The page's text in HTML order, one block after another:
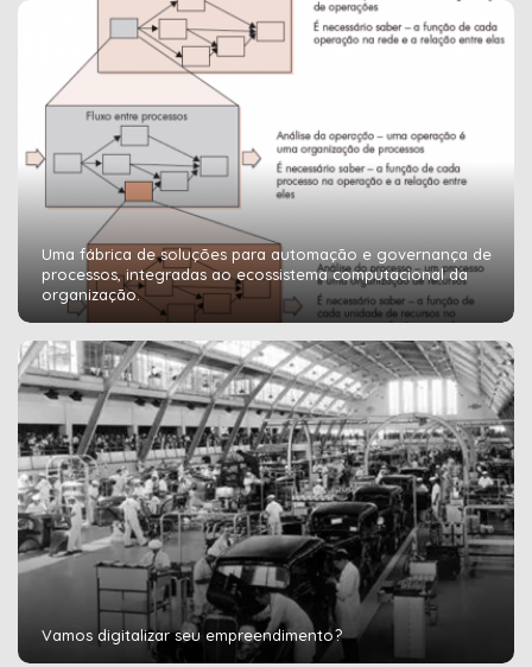
Uma fábrica de soluções para automação e governança de
processos, integradas ao ecossistema computacional da
organização.
Vamos digitalizar seu empreendimento?